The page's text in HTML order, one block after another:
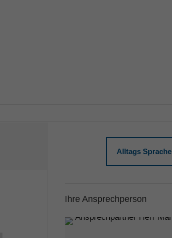
Alltags Sprache
Ihre Ansprechperson